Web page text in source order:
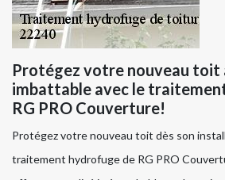
Protégez votre nouveau toit
imbattable avec le
RG PRO Couverture!
Protégez votre nouveau toit dès son
traitement hydrofuge de RG PRO